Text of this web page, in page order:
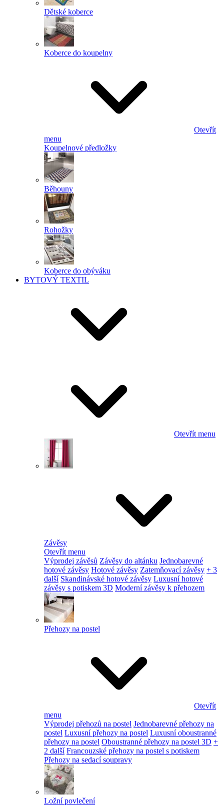
Dětské koberce
Koberce do koupelny
Otevřít
menu
Koupelnové předložky
Běhouny
Rohožky
Koberce do obýváku
BYTOVÝ TEXTIL
Otevřít menu
Závěsy
Otevřít menu
Výprodej závěsů Závěsy do altánku Jednobarevné
hotové závěsy Hotové závěsy Zatemňovací závěsy + 3
další Skandinávské hotové závěsy Luxusní hotové
závěsy s potiskem 3D Moderní závěsy k přehozem
Přehozy na postel
Otevřít
menu
Výprodej přehozů na postel Jednobarevné přehozy na
postel Luxusní přehozy na postel Luxusní oboustranné
přehozy na postel Oboustranné přehozy na postel 3D +
2 další Francouzské přehozy na postel s potiskem
Přehozy na sedací soupravy
Ložní povlečení